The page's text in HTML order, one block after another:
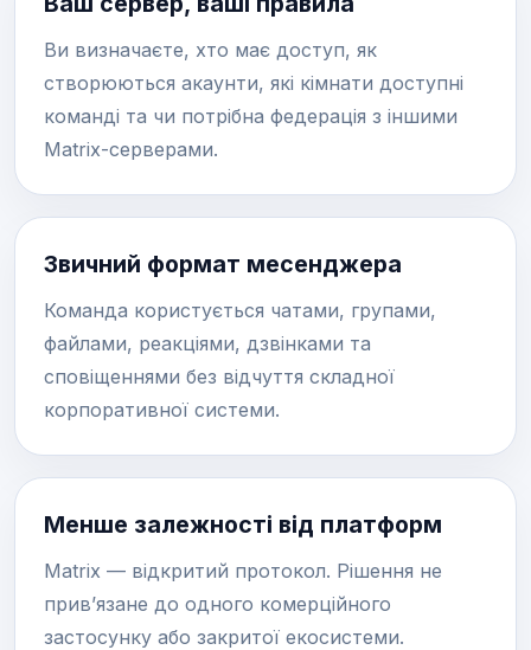
Ви визначаєте, хто має доступ, як
створюються акаунти, які кімнати доступні
команді та чи потрібна федерація з іншими
Matrix-серверами.
Звичний формат месенджера
Команда користується чатами, групами,
файлами, реакціями, дзвінками та
сповіщеннями без відчуття складної
корпоративної системи.
Менше залежності від платформ
Matrix — відкритий протокол. Рішення не
прив’язане до одного комерційного
застосунку або закритої екосистеми.